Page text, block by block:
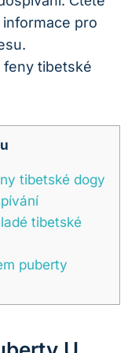
pro
tibetské dogy
tibetské
puberty